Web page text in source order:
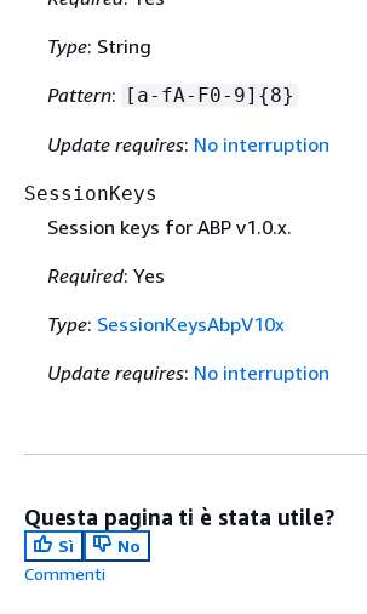
Type: String
Pattern: [a-fA-F0-9] {8}
Update requires: No interruption
SessionKeys
Session keys for ABP v1.0.x.
Required: Yes
Type: SessionKeysAbpV10x
Update requires: No interruption
Questa pagina ti è stata utile?
Sì
No
Commenti